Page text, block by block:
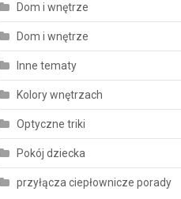
Dom i wnętrze
Dom i wnętrze
Inne tematy
Kolory wnętrzach
Optyczne triki
Pokój dziecka
przyłącza ciepłownicze porady